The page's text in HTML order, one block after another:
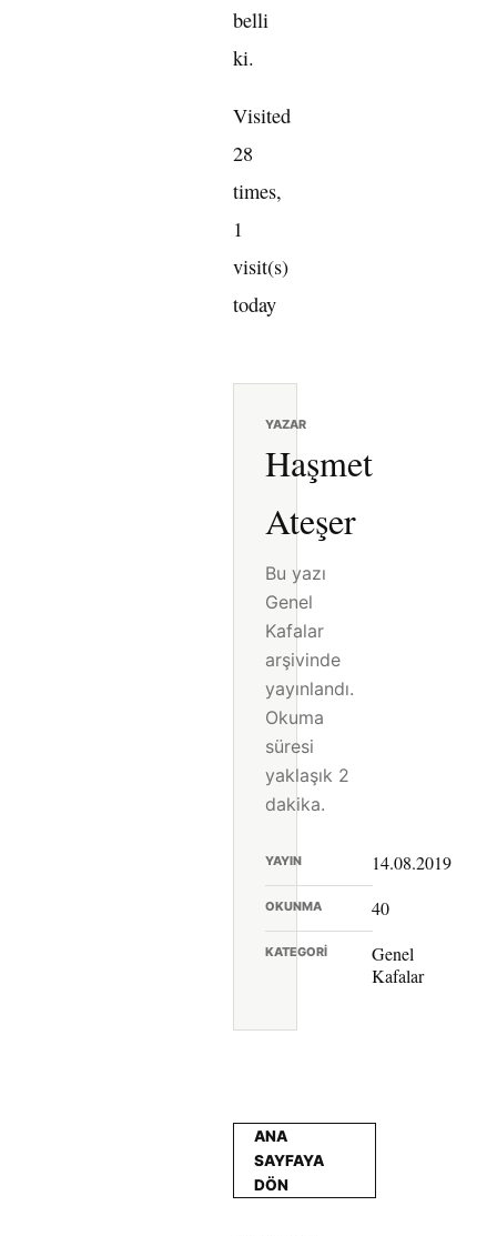
belli
ki.
Visited
28
times,
1
visit(s)
today
YAZAR
Haşmet
Ateşer
Bu yazı
Genel
Kafalar
arşivinde
yayınlandı.
Okuma
süresi
yaklaşık 2
dakika.
YAYIN 14.08.2019
OKUNMA 40
KATEGORI
Genel
Kafalar
ANA
SAYFAYA
DÖN